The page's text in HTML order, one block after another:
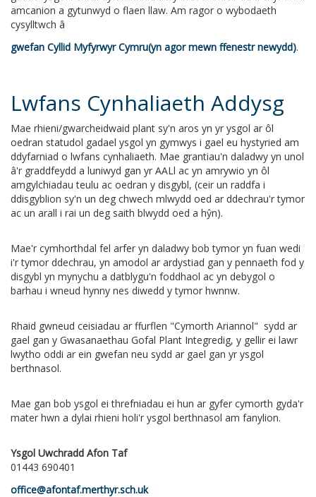
amcanion a gytunwyd o flaen llaw. Am ragor o wybodaeth
cysylltwch â
gwefan Cyllid Myfyrwyr Cymru
.
Lwfans Cynhaliaeth Addysg
Mae rhieni/gwarcheidwaid plant sy'n aros yn yr ysgol ar ôl
oedran statudol gadael ysgol yn gymwys i gael eu hystyried am
ddyfarniad o lwfans cynhaliaeth. Mae grantiau'n daladwy yn unol
â'r graddfeydd a luniwyd gan yr AALl ac yn amrywio yn ôl
amgylchiadau teulu ac oedran y disgybl, (ceir un raddfa i
ddisgyblion sy'n un deg chwech mlwydd oed ar ddechrau'r tymor
ac un arall i rai un deg saith blwydd oed a hŷn).
Mae'r cymhorthdal fel arfer yn daladwy bob tymor yn fuan wedi
i'r tymor ddechrau, yn amodol ar ardystiad gan y pennaeth fod y
disgybl yn mynychu a datblygu'n foddhaol ac yn debygol o
barhau i wneud hynny nes diwedd y tymor hwnnw.
Rhaid gwneud ceisiadau ar ffurflen "Cymorth Ariannol" sydd ar
gael gan y Gwasanaethau Gofal Plant Integredig, y gellir ei lawr
lwytho oddi ar ein gwefan neu sydd ar gael gan yr ysgol
berthnasol.
Mae gan bob ysgol ei threfniadau ei hun ar gyfer cymorth gyda'r
mater hwn a dylai rhieni holi'r ysgol berthnasol am fanylion.
Ysgol Uwchradd Afon Taf
01443 690401
office@afontaf.merthyr.sch.uk